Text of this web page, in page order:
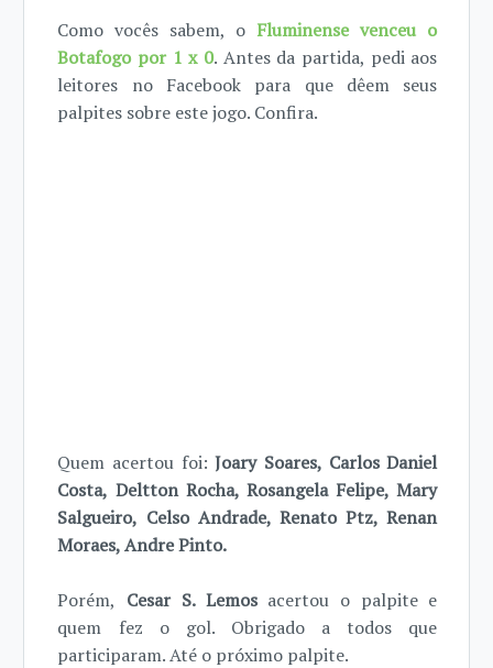
Como vocês sabem, o Fluminense venceu o
Botafogo por 1 x 0. Antes da partida, pedi aos
leitores no Facebook para que dêem seus
palpites sobre este jogo. Confira.
Quem acertou foi: Joary Soares, Carlos Daniel
Costa, Deltton Rocha, Rosangela Felipe, Mary
Salgueiro, Celso Andrade, Renato Ptz, Renan
Moraes, Andre Pinto.
Porém, Cesar S. Lemosacertou o palpite e
quem fez o gol. Obrigado a todos que
participaram. Até o próximo palpite.